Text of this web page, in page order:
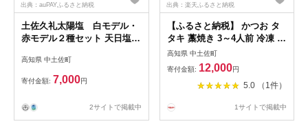
出典：auPAYふるさと納税
土佐久礼太陽塩 白モデル・
赤モデル２種セット 天日塩
高知県 中土佐町
寄付金額: 7,000円
2サイトで掲載中
出典：楽天ふるさと納税
【ふるさと納税】 かつお タ
タキ 藁焼き 3～4人前 冷凍 薬
味 タレ 付き 一本釣り 土佐久
礼かつお 旬凍 高知 久礼 ど久
礼もん かつおのたたき わら
焼き 日戻り 鰹 本場 新鮮 鰹
高知県 中土佐町
寄付金額: 12,000円
5.0 （1件）
1サイトで掲載中